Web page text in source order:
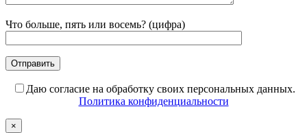
Что больше, пять или восемь? (цифра)
Даю согласие на обработку своих персональных данных.
Политика конфиденциальности
×